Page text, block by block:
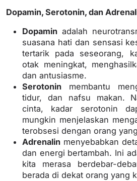
Dopamin, Serotonin, dan
Dopamin adalah
suasana hati dan sensasi
tertarik pada seseorang,
otak meningkat,
dan antusiasme.
Serotonin membantu
tidur, dan nafsu makan.
cinta, kadar serotonin
mungkin menjelaskan
terobsesi dengan orang
Adrenalin menyebabkan
dan energi bertambah. Ini
kita merasa berdebar-
berada di dekat orang yang